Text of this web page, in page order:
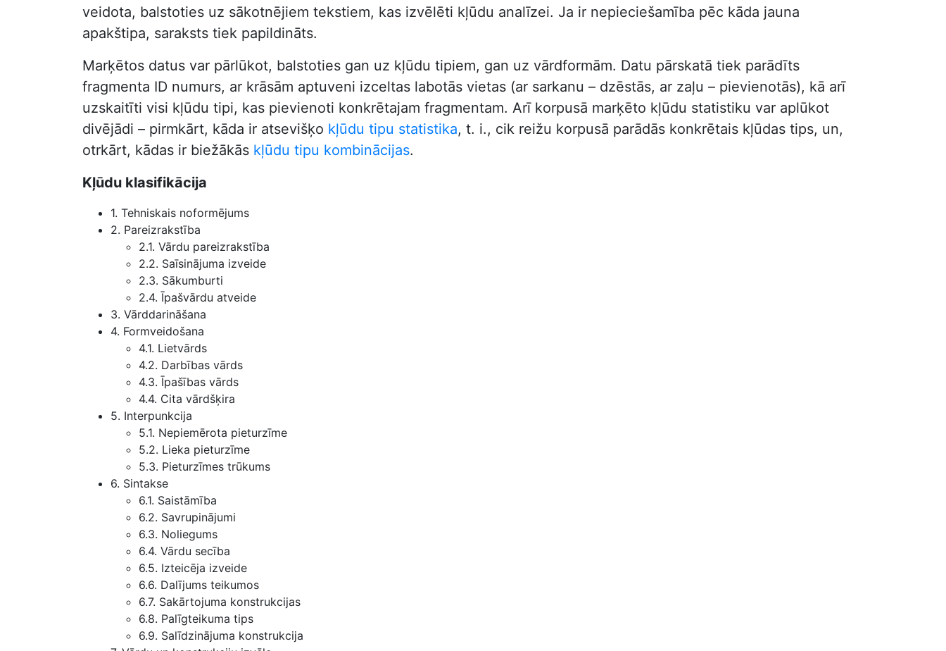
veidota, balstoties uz sākotnējiem tekstiem, kas izvēlēti kļūdu analīzei. Ja ir nepieciešamība pēc kāda jauna
apakštipa, saraksts tiek papildināts.
Marķētos datus var pārlūkot, balstoties gan uz kļūdu tipiem, gan uz vārdformām. Datu pārskatā tiek parādīts
fragmenta ID numurs, ar krāsām aptuveni izceltas labotās vietas (ar sarkanu – dzēstās, ar zaļu – pievienotās), kā arī
uzskaitīti visi kļūdu tipi, kas pievienoti konkrētajam fragmentam. Arī korpusā marķēto kļūdu statistiku var aplūkot
divējādi – pirmkārt, kāda ir atsevišķo kļūdu tipu statistika, t. i., cik reižu korpusā parādās konkrētais kļūdas tips, un,
otrkārt, kādas ir biežākās kļūdu tipu kombinācijas.
Kļūdu klasifikācija
1. Tehniskais noformējums
2. Pareizrakstība
2.1. Vārdu pareizrakstība
2.2. Saīsinājuma izveide
2.3. Sākumburti
2.4. Īpašvārdu atveide
3. Vārddarināšana
4. Formveidošana
4.1. Lietvārds
4.2. Darbības vārds
4.3. Īpašības vārds
4.4. Cita vārdšķira
5. Interpunkcija
5.1. Nepiemērota pieturzīme
5.2. Lieka pieturzīme
5.3. Pieturzīmes trūkums
6. Sintakse
6.1. Saistāmība
6.2. Savrupinājumi
6.3. Noliegums
6.4. Vārdu secība
6.5. Izteicēja izveide
6.6. Dalījums teikumos
6.7. Sakārtojuma konstrukcijas
6.8. Palīgteikuma tips
6.9. Salīdzinājuma konstrukcija